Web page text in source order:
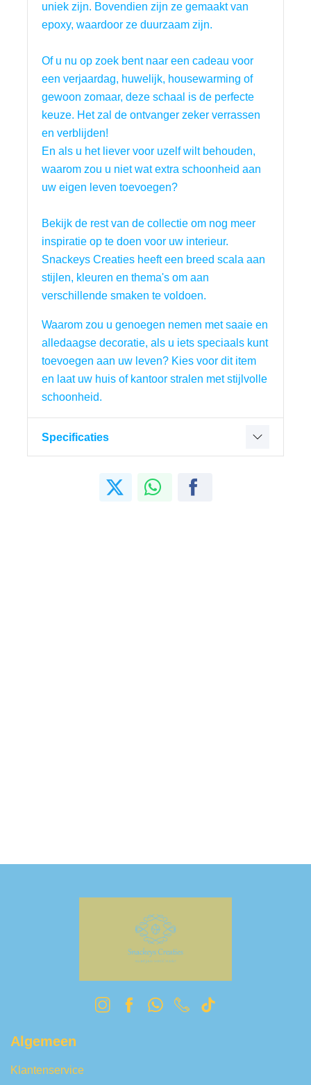
uniek zijn. Bovendien zijn ze gemaakt van
epoxy, waardoor ze duurzaam zijn.
Of u nu op zoek bent naar een cadeau voor
een verjaardag, huwelijk, housewarming of
gewoon zomaar, deze schaal is de perfecte
keuze. Het zal de ontvanger zeker verrassen
en verblijden!
En als u het liever voor uzelf wilt behouden,
waarom zou u niet wat extra schoonheid aan
uw eigen leven toevoegen?
Bekijk de rest van de collectie om nog meer
inspiratie op te doen voor uw interieur.
Snackeys Creaties heeft een breed scala aan
stijlen, kleuren en thema's om aan
verschillende smaken te voldoen.
Waarom zou u genoegen nemen met saaie en
alledaagse decoratie, als u iets speciaals kunt
toevoegen aan uw leven? Kies voor dit item
en laat uw huis of kantoor stralen met stijlvolle
schoonheid.
Specificaties
Algemeen
Klantenservice